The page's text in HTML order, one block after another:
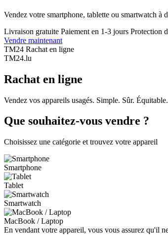
Vendez votre smartphone, tablette ou smartwatch à
Livraison gratuite Paiement en 1-3 jours Protection
Vendre maintenant
TM24 Rachat en ligne
TM24.lu
Rachat en ligne
Vendez vos appareils usagés. Simple. Sûr. Équitable.
Que souhaitez-vous vendre ?
Choisissez une catégorie et trouvez votre appareil
Smartphone
Tablet
Smartwatch
MacBook / Laptop
En vendant votre appareil, vous vous assurez qu'il